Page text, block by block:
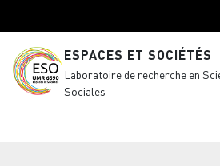
ESPACES ET SOCIÉTÉS
Laboratoire de recherche en
Sociales